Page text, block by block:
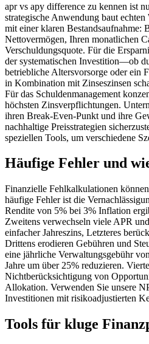
apr vs apy difference zu kennen ist
strategische Anwendung baut
mit einer klaren Bestandsaufnahme:
Nettovermögen, Ihren monatlichen
Verschuldungsquote. Für die
der systematischen Investition—ob
betriebliche Altersvorsorge oder ein
in Kombination mit Zinseszinsen
Für das Schuldenmanagement
höchsten Zinsverpflichtungen.
ihren Break-Even-Punkt und ihre
nachhaltige Preisstrategien
speziellen Tools, um verschiedene
Häufige Fehler und
Finanzielle Fehlkalkulationen
häufige Fehler ist die
Rendite von 5% bei 3% Inflation
Zweitens verwechseln viele APR
einfacher Jahreszins, Letzteres
Drittens erodieren Gebühren und
eine jährliche Verwaltungsgebühr
Jahre um über 25% reduzieren.
Nichtberücksichtigung von
Allokation. Verwenden Sie unsere
Investitionen mit risikoadjustierten
Tools für kluge